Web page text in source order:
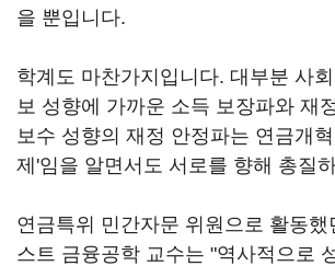
을 뿐입니다.
학계도 마찬가지입니다. 대부분 사
보 성향에 가까운 소득 보장파와 재
보수 성향의 재정 안정파는 연금개
제'임을 알면서도 서로를 향해 총질
연금특위 민간자문 위원으로 활동했
스트 금융공학 교수는 "역사적으로